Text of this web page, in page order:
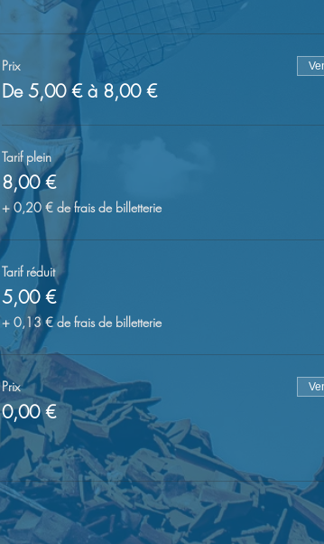
Prix
De 5,00 € à 8,00 €
Tarif plein
8,00 €
+ 0,20 € de frais de billetterie
Tarif réduit
5,00 €
+ 0,13 € de frais de billetterie
Prix
0,00 €